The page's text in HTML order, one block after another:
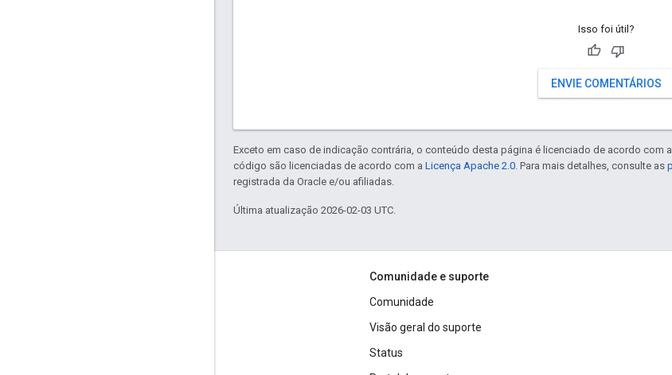
Isso foi útil?
ENVIE COMENTÁRIOS
Exceto em caso de indicação contrária, o conteúdo desta página é licenciado de acordo com a
código são licenciadas de acordo com a Licença Apache 2.0. Para mais detalhes, consulte as
registrada da Oracle e/ou afiliadas.
Última atualização 2026-02-03 UTC.
Comunidade e suporte
Comunidade
Visão geral do suporte
Status